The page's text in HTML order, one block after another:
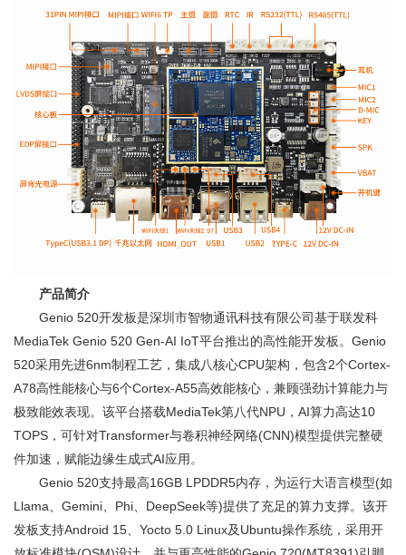
产品简介
Genio 520开发板是深圳市智物通讯科技有限公司基于联发科
MediaTek Genio 520 Gen-AI IoT平台推出的高性能开发板。Genio
520采用先进6nm制程工艺，集成八核心CPU架构，包含2个Cortex-
A78高性能核心与6个Cortex-A55高效能核心，兼顾强劲计算能力与
极致能效表现。该平台搭载MediaTek第八代NPU，AI算力高达10
TOPS，可针对Transformer与卷积神经网络(CNN)模型提供完整硬
件加速，赋能边缘生成式AI应用。
Genio 520支持最高16GB LPDDR5内存，为运行大语言模型(如
Llama、Gemini、Phi、DeepSeek等)提供了充足的算力支撑。该开
发板支持Android 15、Yocto 5.0 Linux及Ubuntu操作系统，采用开